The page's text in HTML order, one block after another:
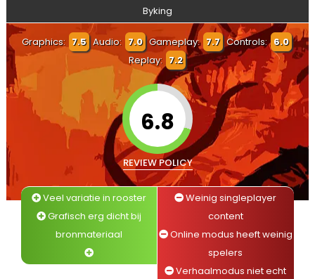
Byking
Graphics: 7.5 Audio: 7.0 Gameplay: 7.7 Controls: 6.0
Replay: 7.2
6.8
REVIEW POLICY
Veel variatie in rooster
Grafisch erg dicht bij
bronmateriaal
Weinig singleplayer
content
Online modus heeft weinig
spelers
Verhaalmodus niet echt